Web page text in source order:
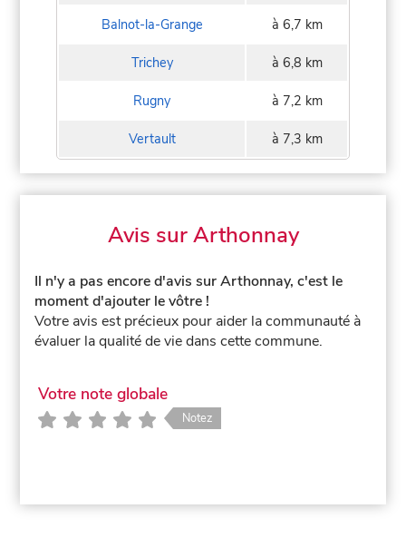
Balnot-la-Grange à 6,7 km
Trichey à 6,8 km
Rugny à 7,2 km
Vertault à 7,3 km
Avis sur Arthonnay
Il n'y a pas encore d'avis sur Arthonnay, c'est le
moment d'ajouter le vôtre !
Votre avis est précieux pour aider la communauté à
évaluer la qualité de vie dans cette commune.
Votre note globale
Notez